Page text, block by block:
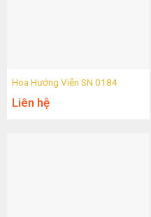
Hoa Hướng Viễn SN 0184
Liên hệ